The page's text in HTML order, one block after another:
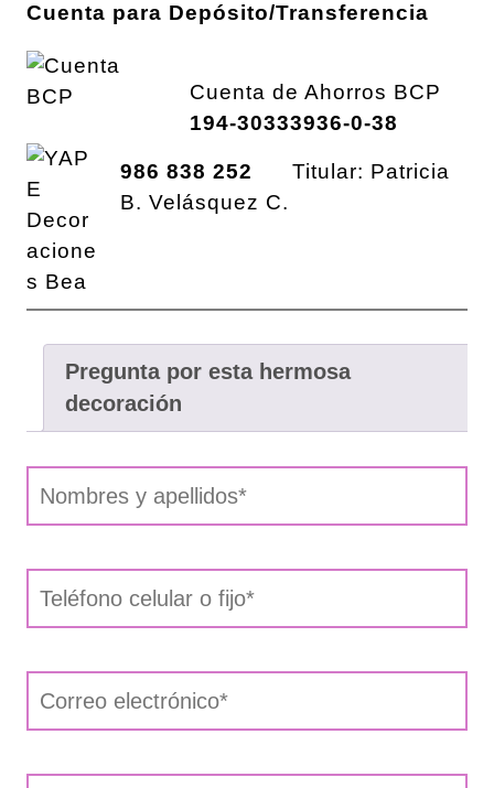
Cuenta para Depósito/Transferencia
Cuenta de Ahorros BCP
194-30333936-0-38
986 838 252 Titular: Patricia
B. Velásquez C.
Pregunta por esta hermosa
decoración